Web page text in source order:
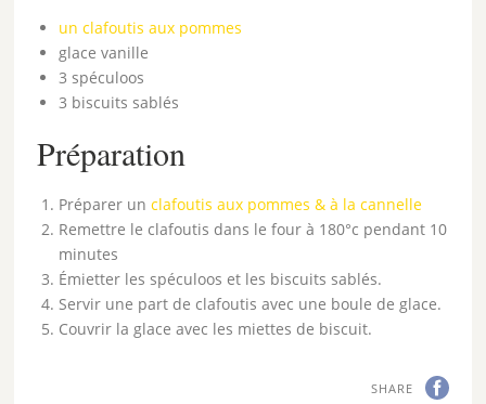
un clafoutis aux pommes
glace vanille
3 spéculoos
3 biscuits sablés
Préparation
Préparer unclafoutis aux pommes & à la cannelle
Remettre le clafoutis dans le four à 180°c pendant 10
minutes
Émietter les spéculoos et les biscuits sablés.
Servir une part de clafoutis avec une boule de glace.
Couvrir la glace avec les miettes de biscuit.
SHARE